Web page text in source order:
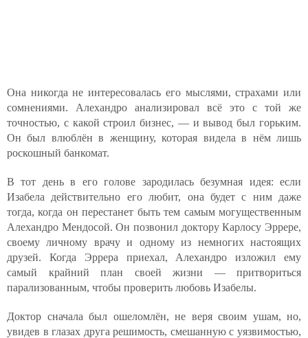
Она никогда не интересовалась его мыслями, страхами или
сомнениями. Алехандро анализировал всё это с той же
точностью, с какой строил бизнес, — и вывод был горьким.
Он был влюблён в женщину, которая видела в нём лишь
роскошный банкомат.
В тот день в его голове зародилась безумная идея: если
Изабела действительно его любит, она будет с ним даже
тогда, когда он перестанет быть тем самым могущественным
Алехандро Мендосой. Он позвонил доктору Карлосу Эррере,
своему личному врачу и одному из немногих настоящих
друзей. Когда Эррера приехал, Алехандро изложил ему
самый крайний план своей жизни — притвориться
парализованным, чтобы проверить любовь Изабелы.
Доктор сначала был ошеломлён, не веря своим ушам, но,
увидев в глазах друга решимость, смешанную с уязвимостью,